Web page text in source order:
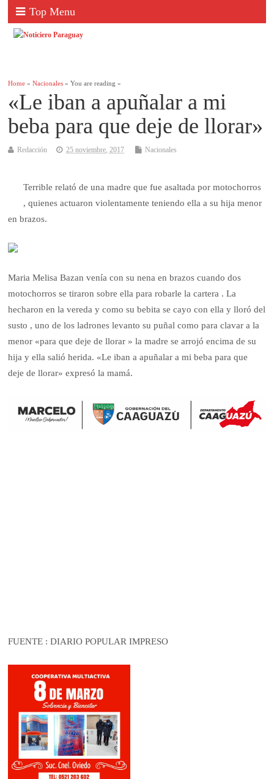
Top Menu
Home »Nacionales » You are reading »
«Le iban a apuñalar a mi
beba para que deje de llorar»
Redacción 25 noviembre, 2017 Nacionales
Terrible relató de una madre que fue asaltada por motochorros
, quienes actuaron violentamente teniendo ella a su hija menor
en brazos.
Maria Melisa Bazan venía con su nena en brazos cuando dos
motochorros se tiraron sobre ella para robarle la cartera . La
hecharon en la vereda y como su bebita se cayo con ella y lloró del
susto , uno de los ladrones levanto su puñal como para clavar a la
menor «para que deje de llorar » la madre se arrojó encima de su
hija y ella salió herida. «Le iban a apuñalar a mi beba para que
deje de llorar» expresó la mamá.
FUENTE : DIARIO POPULAR IMPRESO